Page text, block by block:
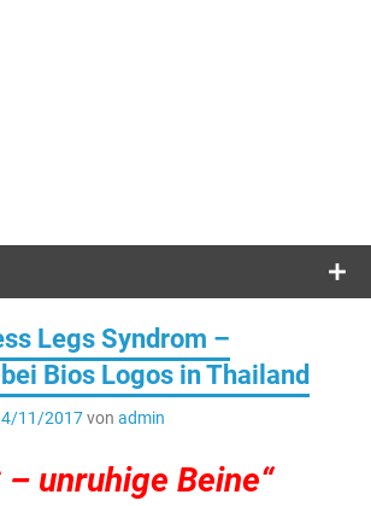
Legs Syndrom –
Bios Logos in Thailand
11/2017von admin
– unruhige Beine“